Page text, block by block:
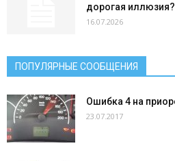
дорогая
16.07.2026
ПОПУЛЯРНЫЕ СООБЩЕНИЯ
Ошибка 4 на
23.07.2017